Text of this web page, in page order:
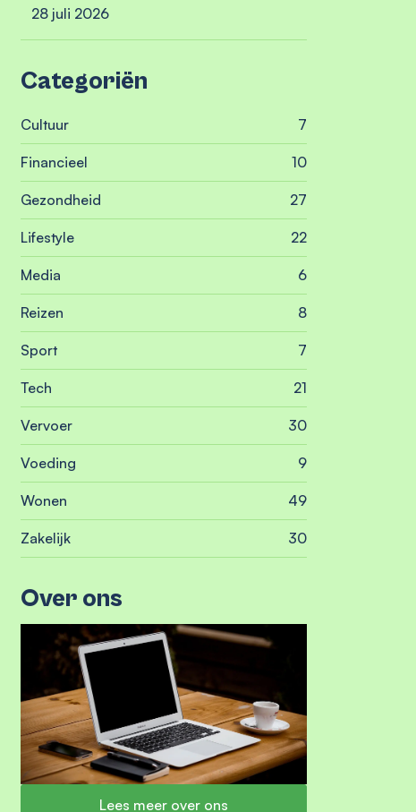
28 juli 2026
Categoriën
Cultuur 7
Financieel 10
Gezondheid 27
Lifestyle 22
Media 6
Reizen 8
Sport 7
Tech 21
Vervoer 30
Voeding 9
Wonen 49
Zakelijk 30
Over ons
Lees meer over ons